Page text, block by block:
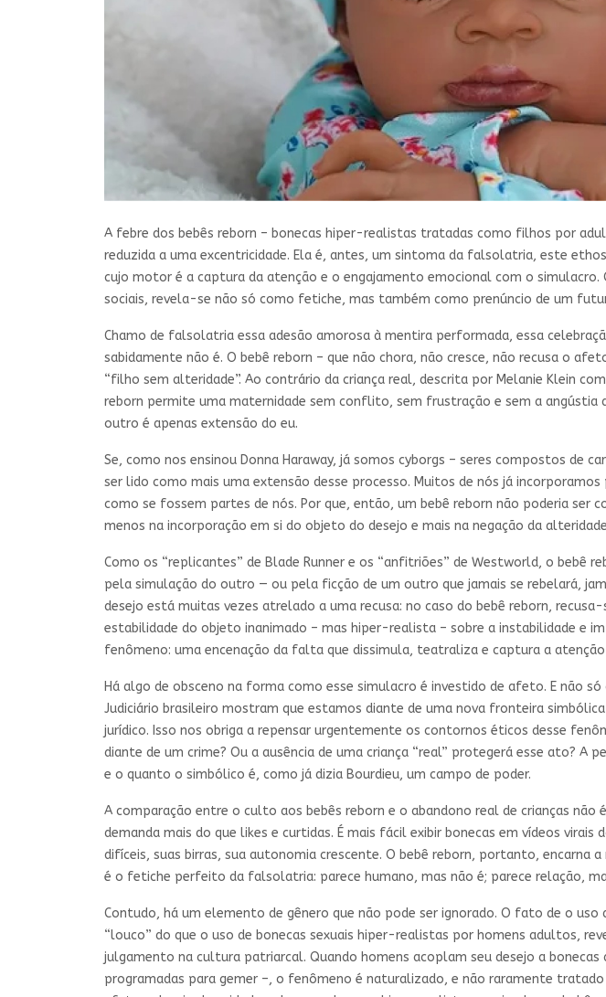
A febre dos bebês reborn – bonecas hiper-realistas tratadas como filhos por
reduzida a uma excentricidade. Ela é, antes, um sintoma da falsolatria, este
cujo motor é a captura da atenção e o engajamento emocional com o
sociais, revela-se não só como fetiche, mas também como prenúncio de um
Chamo de falsolatria essa adesão amorosa à mentira performada, essa
sabidamente não é. O bebê reborn – que não chora, não cresce, não recusa o
“filho sem alteridade”. Ao contrário da criança real, descrita por Melanie Klein
reborn permite uma maternidade sem conflito, sem frustração e sem a
outro é apenas extensão do eu.
Se, como nos ensinou Donna Haraway, já somos cyborgs – seres compostos de
ser lido como mais uma extensão desse processo. Muitos de nós já
como se fossem partes de nós. Por que, então, um bebê reborn não poderia ser
menos na incorporação em si do objeto do desejo e mais na negação da
Como os “replicantes” de Blade Runner e os “anfitriões” de Westworld, o
pela simulação do outro — ou pela ficção de um outro que jamais se rebelará,
desejo está muitas vezes atrelado a uma recusa: no caso do bebê reborn,
estabilidade do objeto inanimado – mas hiper-realista – sobre a instabilidade e
fenômeno: uma encenação da falta que dissimula, teatraliza e captura a
Há algo de obsceno na forma como esse simulacro é investido de afeto. E não
Judiciário brasileiro mostram que estamos diante de uma nova fronteira
jurídico. Isso nos obriga a repensar urgentemente os contornos éticos desse
diante de um crime? Ou a ausência de uma criança “real” protegerá esse ato?
e o quanto o simbólico é, como já dizia Bourdieu, um campo de poder.
A comparação entre o culto aos bebês reborn e o abandono real de crianças
demanda mais do que likes e curtidas. É mais fácil exibir bonecas em vídeos
difíceis, suas birras, sua autonomia crescente. O bebê reborn, portanto, encarna
é o fetiche perfeito da falsolatria: parece humano, mas não é; parece relação,
Contudo, há um elemento de gênero que não pode ser ignorado. O fato de o
“louco” do que o uso de bonecas sexuais hiper-realistas por homens adultos,
julgamento na cultura patriarcal. Quando homens acoplam seu desejo a
programadas para gemer –, o fenômeno é naturalizado, e não raramente